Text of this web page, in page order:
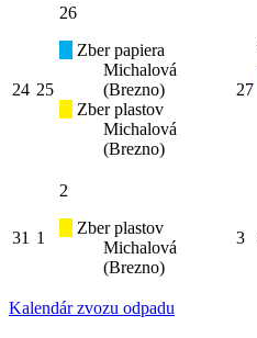
24 25
26
Zber papiera
Michalová
(Brezno)
Zber plastov
Michalová
(Brezno)
27
31 1
2
Zber plastov
Michalová
(Brezno)
3
Kalendár zvozu odpadu